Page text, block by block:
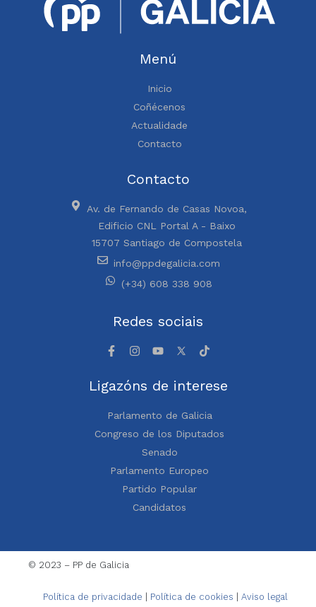
Menú
Inicio
Coñécenos
Actualidade
Contacto
Contacto
Av. de Fernando de Casas Novoa,
Edificio CNL Portal A - Baixo
15707 Santiago de Compostela
info@ppdegalicia.com
(+34) 608 338 908
Redes sociais
Ligazóns de interese
Parlamento de Galicia
Congreso de los Diputados
Senado
Parlamento Europeo
Partido Popular
Candidatos
© 2023 – PP de Galicia
Política de privacidade Política de cookies Aviso legal